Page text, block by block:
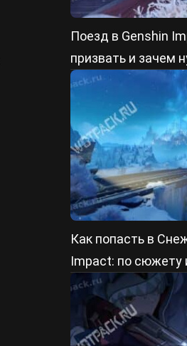
Поезд в Genshin
призвать и зачем
Как попасть в
Impact: по сюжету
быстрый старт